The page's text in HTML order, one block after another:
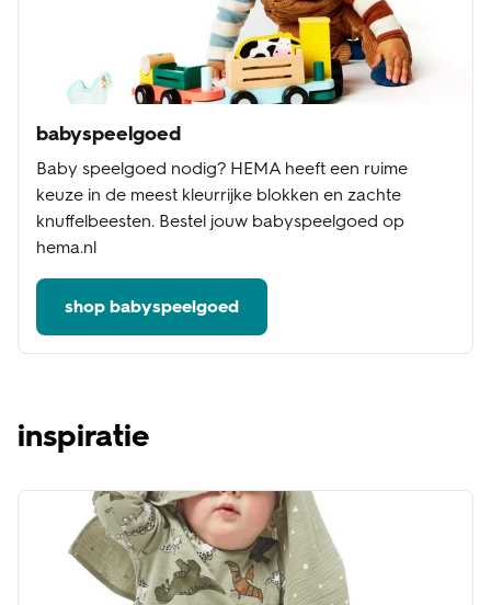
babyspeelgoed
Baby speelgoed nodig? HEMA heeft een ruime
keuze in de meest kleurrijke blokken en zachte
knuffelbeesten. Bestel jouw babyspeelgoed op
hema.nl
shop babyspeelgoed
inspiratie